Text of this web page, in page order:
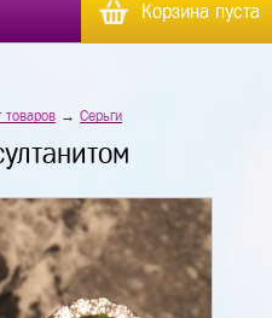
Корзина пуста
товаров→ Серьги